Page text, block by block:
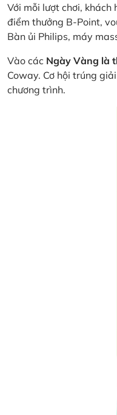
Với mỗi lượt chơi, khách
điểm thưởng B-Point,
Bàn ủi Philips, máy
Vào các Ngày Vàng là
Coway. Cơ hội trúng
chương trình.